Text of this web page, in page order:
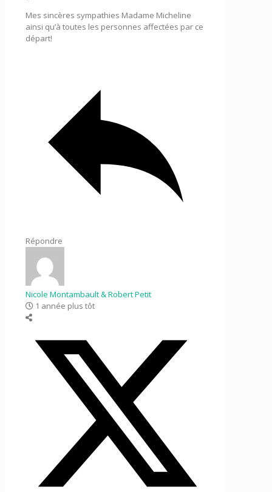
Mes sincères sympathies Madame Micheline
ainsi qu’à toutes les personnes affectées par ce
départ!
Répondre
Nicole Montambault & Robert Petit
1 année plus tôt